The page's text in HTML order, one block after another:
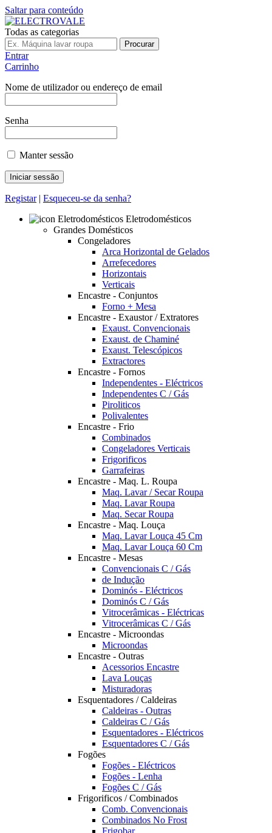
Saltar para conteúdo
Todas as categorias
Procurar
Entrar
Carrinho
Nome de utilizador ou endereço de email
Senha
Manter sessão
Registar| Esqueceu-se da senha?
Eletrodomésticos
Grandes Domésticos
Congeladores
Arca Horizontal de Gelados
Arrefecedores
Horizontais
Verticais
Encastre - Conjuntos
Forno + Mesa
Encastre - Exaustor / Extratores
Exaust. Convencionais
Exaust. de Chaminé
Exaust. Telescópicos
Extractores
Encastre - Fornos
Independentes - Eléctricos
Independentes C / Gás
Piroliticos
Polivalentes
Encastre - Frio
Combinados
Congeladores Verticais
Frigorificos
Garrafeiras
Encastre - Maq. L. Roupa
Maq. Lavar / Secar Roupa
Maq. Lavar Roupa
Maq. Secar Roupa
Encastre - Maq. Louça
Maq. Lavar Louça 45 Cm
Maq. Lavar Louça 60 Cm
Encastre - Mesas
Convencionais C / Gás
de Indução
Dominós - Eléctricos
Dominós C / Gás
Vitrocerâmicas - Eléctricas
Vitrocerâmicas C / Gás
Encastre - Microondas
Microondas
Encastre - Outras
Acessorios Encastre
Lava Louças
Misturadoras
Esquentadores / Caldeiras
Caldeiras - Outras
Caldeiras C / Gás
Esquentadores - Eléctricos
Esquentadores C / Gás
Fogões
Fogões - Eléctricos
Fogões - Lenha
Fogões C / Gás
Frigorificos / Combinados
Comb. Convencionais
Combinados No Frost
Frigobar